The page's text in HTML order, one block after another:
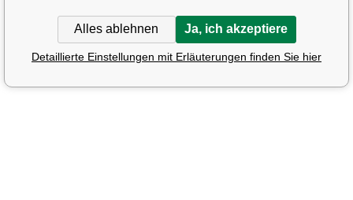
Alles ablehnen Ja, ich akzeptiere
Detaillierte Einstellungen mit Erläuterungen finden Sie hier